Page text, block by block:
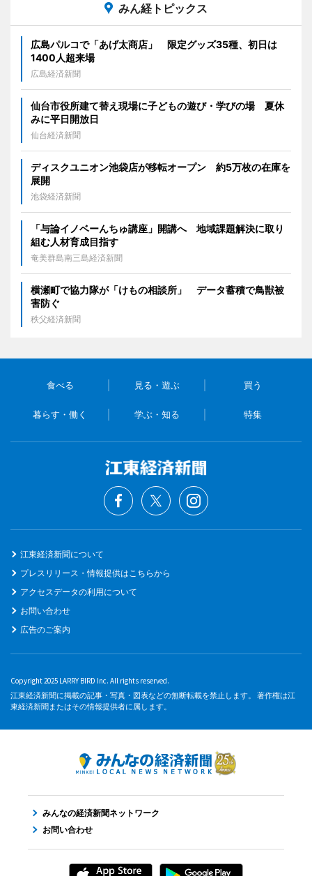
みん経トピックス
広島パルコで「あげ太商店」 限定グッズ35種、初日は
1400人超来場
広島経済新聞
仙台市役所建て替え現場に子どもの遊び・学びの場 夏休
みに平日開放日
仙台経済新聞
ディスクユニオン池袋店が移転オープン 約5万枚の在庫を
展開
池袋経済新聞
「与論イノベーんちゅ講座」開講へ 地域課題解決に取り
組む人材育成目指す
奄美群島南三島経済新聞
横瀬町で協力隊が「けもの相談所」 データ蓄積で鳥獣被
害防ぐ
秩父経済新聞
食べる 見る・遊ぶ 買う
暮らす・働く 学ぶ・知る 特集
江東経済新聞について
プレスリリース・情報提供はこちらから
アクセスデータの利用について
お問い合わせ
広告のご案内
Copyright 2025 LARRY BIRD Inc. All rights reserved.
江東経済新聞に掲載の記事・写真・図表などの無断転載を禁止します。 著作権は江
東経済新聞またはその情報提供者に属します。
みんなの経済新聞ネットワーク
お問い合わせ